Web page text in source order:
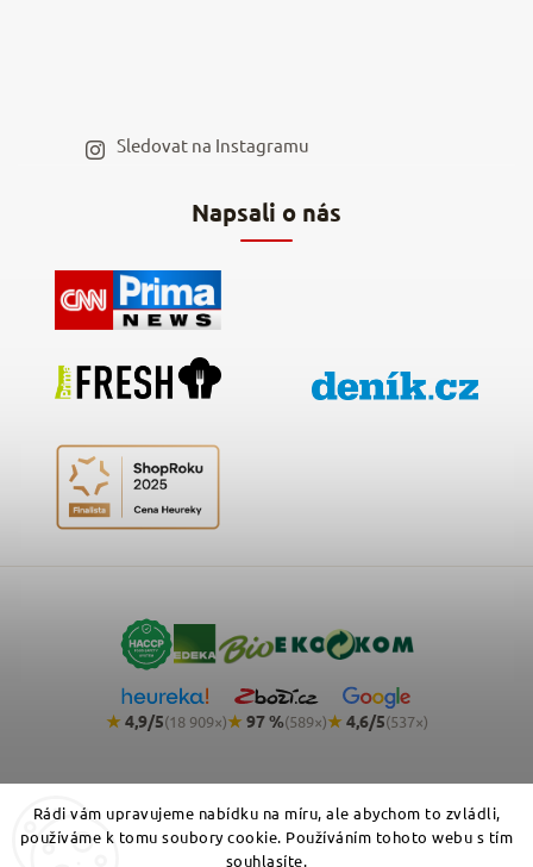
Rádi vám upravujeme nabídku na míru, ale abychom to zvládli,
používáme k tomu soubory cookie. Používáním tohoto webu s tím
souhlasíte.
Napsali o nás
Sledovat na Instagramu
Hodnocení obchodu
★4,9/5(18 909×)★97 %(589×)★4,6/5(537×)